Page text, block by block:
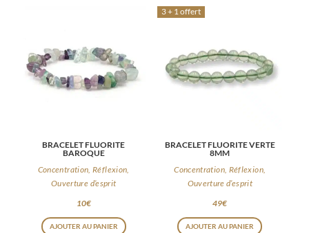
BRACELET FLUORITE
BAROQUE
Concentration, Réflexion,
Ouverture d’esprit
10€
AJOUTER AU PANIER
3 + 1 offert
BRACELET FLUORITE VERTE
8MM
Concentration, Réflexion,
Ouverture d’esprit
49€
AJOUTER AU PANIER